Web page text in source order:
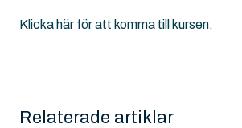
Klicka här för att komma till kursen.
Relaterade artiklar